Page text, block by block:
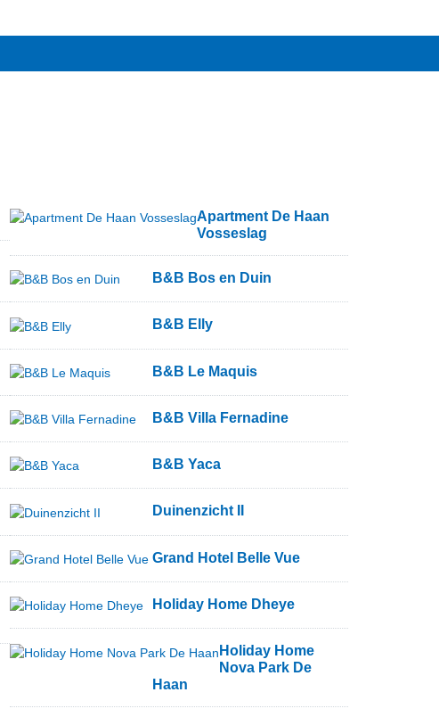
Apartment De Haan
Vosseslag
B&B Bos en Duin
B&B Elly
B&B Le Maquis
B&B Villa Fernadine
B&B Yaca
Duinenzicht II
Grand Hotel Belle Vue
Holiday Home Dheye
Holiday Home
Nova Park De
Haan